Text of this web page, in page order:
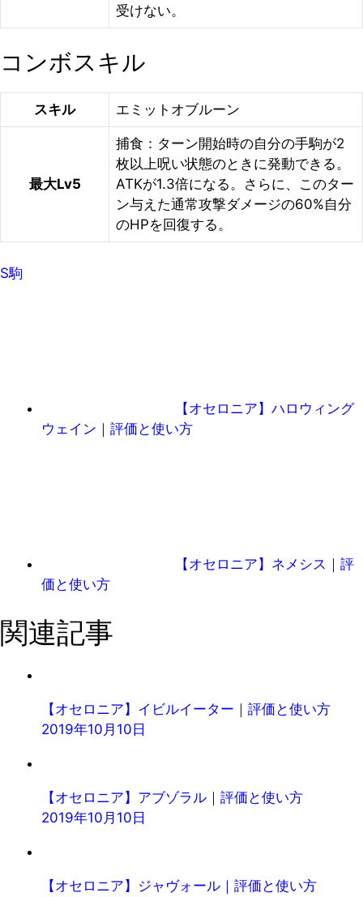
受けない。
コンボスキル
スキル エミットオブルーン
最大Lv5
捕食：ターン開始時の自分の手駒が2
枚以上呪い状態のときに発動できる。
ATKが1.3倍になる。さらに、このター
ン与えた通常攻撃ダメージの60%自分
のHPを回復する。
S駒
【オセロニア】ハロウィング
ウェイン｜評価と使い方
【オセロニア】ネメシス｜評
価と使い方
関連記事
【オセロニア】イビルイーター｜評価と使い方
2019年10月10日
【オセロニア】アブゾラル｜評価と使い方
2019年10月10日
【オセロニア】ジャヴォール｜評価と使い方